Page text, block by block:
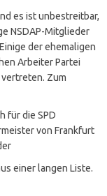
es ist unbestreitbar,
NSDAP-Mitglieder
der ehemaligen
Arbeiter Partei
Zum
für die SPD
von Frankfurt
einer langen Liste.